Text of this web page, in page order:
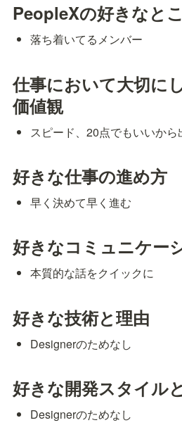
PeopleXの好きなと
落ち着いてるメンバー
仕事において大切に
価値観
スピード、20点でもいいから
好きな仕事の進め方
早く決めて早く進む
好きなコミュニケー
本質的な話をクイックに
好きな技術と理由
Designerのためなし
好きな開発スタイル
Designerのためなし